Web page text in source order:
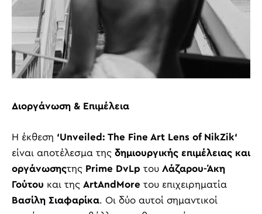
Διοργάνωση & Επιμέλεια
Η έκθεση ‘Unveiled: The Fine Art Lens ofNikZik‘
είναι αποτέλεσμα της δημιουργικής επιμέλειας και
οργάνωσηςτης Prime DvLp του Λάζαρου-Άκη
Γούτου και της ArtAndMore του επιχειρηματία
Βασίλη Σιαφαρίκα. Οι δύο αυτοί σημαντικοί